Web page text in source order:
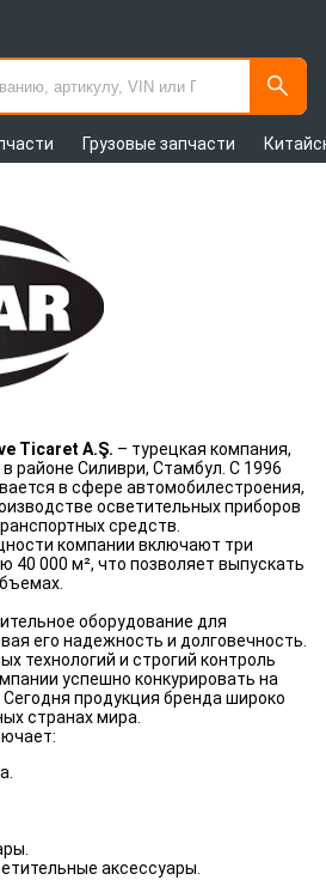
Грузовые запчасти
Ticaret A.Ş. – турецкая компания,
районе Силиври, Стамбул. С 1996
в сфере автомобилестроения,
осветительных приборов
средств.
компании включают три
000 м², что позволяет выпускать
оборудование для
его надежность и долговечность.
технологий и строгий контроль
успешно конкурировать на
продукция бренда широко
странах мира.
аксессуары.